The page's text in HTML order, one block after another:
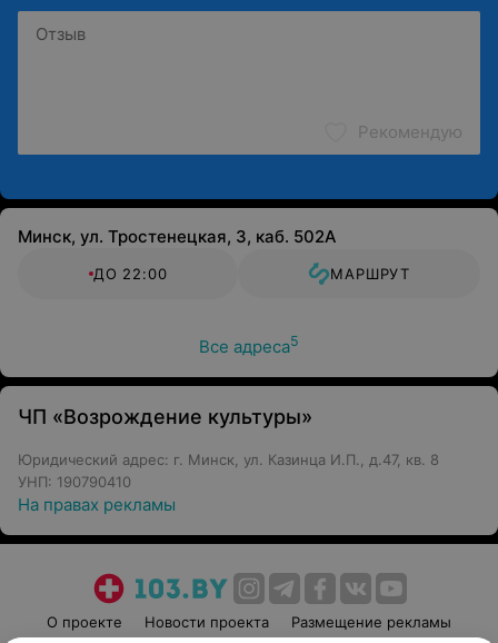
Рекомендую
Минск, ул. Тростенецкая, 3, каб. 502А
ДО 22:00 МАРШРУТ
Все адреса5
ЧП «Возрождение культуры»
Юридический адрес: г. Минск, ул. Казинца И.П., д.47, кв. 8
УНП: 190790410
На правах рекламы
О проекте Новости проекта Размещение рекламы